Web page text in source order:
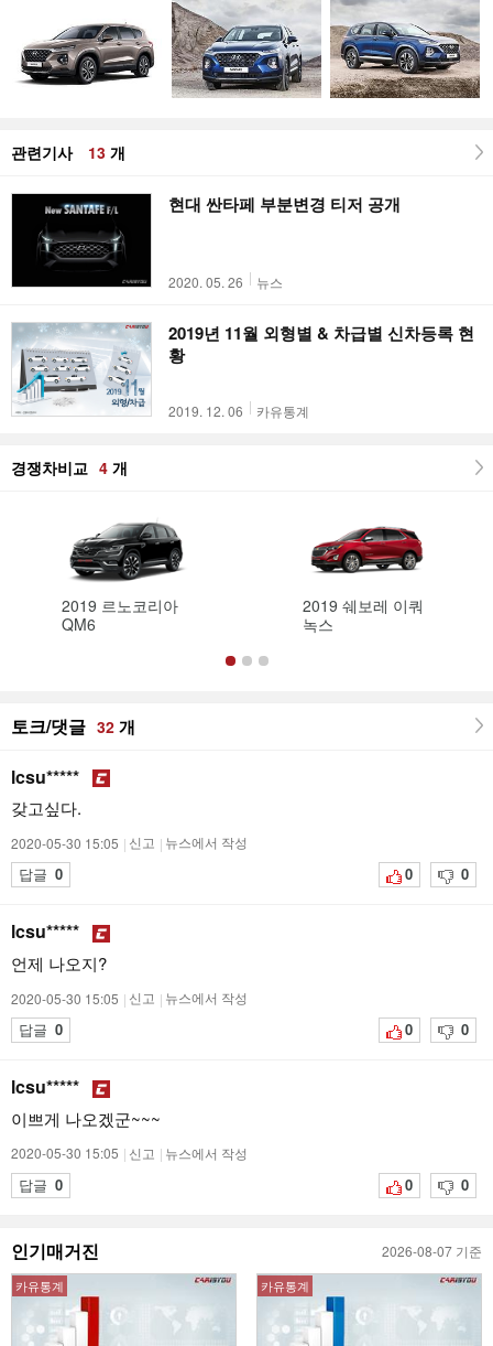
관련기사 13 개
현대 싼타페 부분변경 티저 공개
2020. 05. 26 뉴스
2019년 11월 외형별 & 차급별 신차등록 현
황
2019. 12. 06 카유통계
경쟁차비교 4 개
2019 르노코리아
QM6
2019 쉐보레 이쿼
녹스
토크/댓글 32 개
lcsu*****
갖고싶다.
2020-05-30 15:05 | 신고 | 뉴스에서 작성
답글 0 0 0
lcsu*****
언제 나오지?
2020-05-30 15:05 | 신고 | 뉴스에서 작성
답글 0 0 0
lcsu*****
이쁘게 나오겠군~~~
2020-05-30 15:05 | 신고 | 뉴스에서 작성
답글 0 0 0
인기매거진 2026-08-07 기준
카유통계 카유통계